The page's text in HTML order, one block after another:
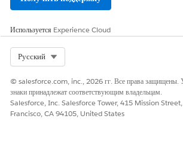
Используется Experience Cloud
Русский
© salesforce.com, inc., 2026 гг. Все права защищены.
знаки принадлежат соответствующим владельцам.
Salesforce, Inc. Salesforce Tower, 415 Mission
Francisco, CA 94105, United States